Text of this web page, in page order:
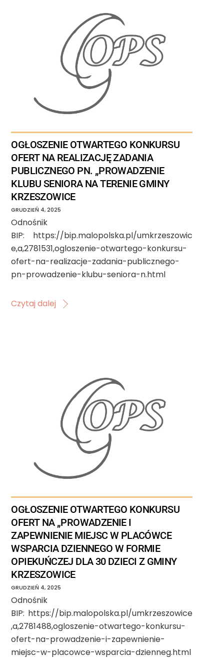
OGŁOSZENIE OTWARTEGO KONKURSU
OFERT NA REALIZACJĘ ZADANIA
PUBLICZNEGO PN. „PROWADZENIE
KLUBU SENIORA NA TERENIE GMINY
KRZESZOWICE
GRUDZIEŃ 4,2025
Odnośnik
BIP: https://bip.malopolska.pl/umkrzeszowic
e,a,2781531,ogloszenie-otwartego-konkursu-
ofert-na-realizacje-zadania-publicznego-
pn-prowadzenie-klubu-seniora-n.html
Czytaj dalej
OGŁOSZENIE OTWARTEGO KONKURSU
OFERT NA „PROWADZENIE I
ZAPEWNIENIE MIEJSC W PLACÓWCE
WSPARCIA DZIENNEGO W FORMIE
OPIEKUŃCZEJ DLA 30 DZIECI Z GMINY
KRZESZOWICE
GRUDZIEŃ 4,2025
Odnośnik
BIP: https://bip.malopolska.pl/umkrzeszowice
,a,2781488,ogloszenie-otwartego-konkursu-
ofert-na-prowadzenie-i-zapewnienie-
miejsc-w-placowce-wsparcia-dzienneg.html